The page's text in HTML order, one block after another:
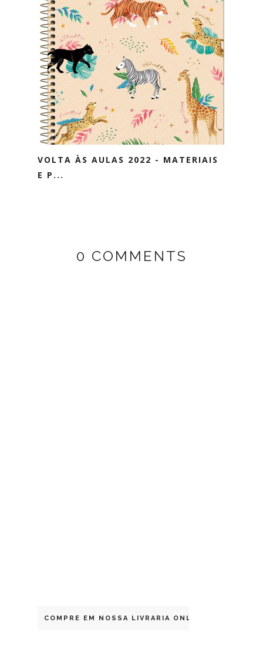
VOLTA ÀS AULAS 2022 - MATERIAIS
E P...
0 COMMENTS
COMPRE EM NOSSA LIVRARIA ONLINE